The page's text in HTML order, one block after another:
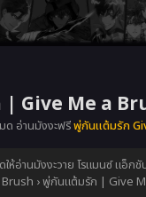
Give Me a
อ่านมังงะฟรีพู่กันแต้มรัก
ห้อ่านมังงะวาย โรแมนซ์ แอ็ก
›พู่กันแต้มรัก | Give